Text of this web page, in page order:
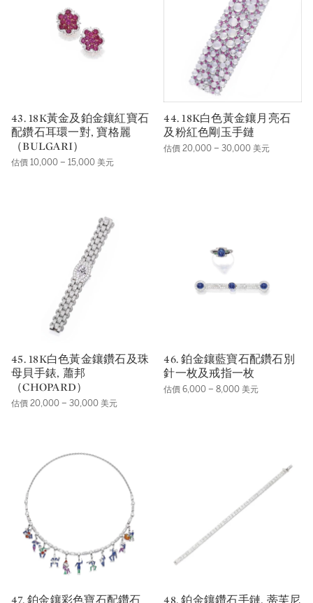
43. 18K黃金及鉑金鑲紅寶石
配鑽石耳環一對, 寶格麗
（BULGARI）
估價 10,000 – 15,000 美元
44. 18K白色黃金鑲月亮石
及粉紅色剛玉手鏈
估價 20,000 – 30,000 美元
45. 18K白色黃金鑲鑽石及珠
母貝手錶, 蕭邦
（CHOPARD）
估價 20,000 – 30,000 美元
46. 鉑金鑲藍寶石配鑽石別
針一枚及戒指一枚
估價 6,000 – 8,000 美元
47. 鉑金鑲彩色寶石配鑽石
48. 鉑金鑲鑽石手鏈, 蒂芙尼